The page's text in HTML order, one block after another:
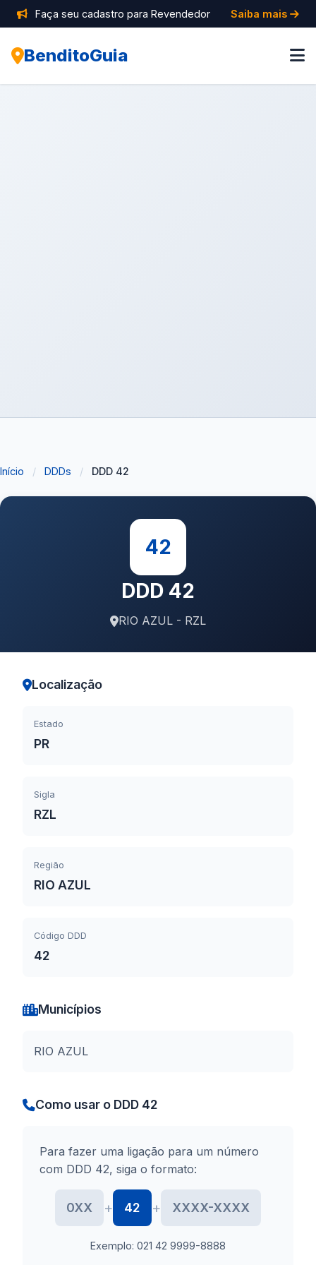
Faça seu cadastro para Revendedor Saiba mais
BenditoGuia
Início / DDDs / DDD 42
42
DDD 42
RIO AZUL - RZL
Localização
Estado
PR
Sigla
RZL
Região
RIO AZUL
Código DDD
42
Municípios
RIO AZUL
Como usar o DDD 42
Para fazer uma ligação para um número
com DDD 42, siga o formato:
0XX + 42 + XXXX-XXXX
Exemplo: 021 42 9999-8888